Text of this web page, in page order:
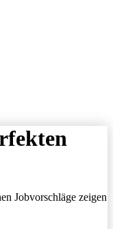
Jobvorschläge zeigen